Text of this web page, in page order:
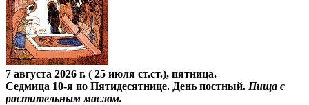
7 августа 2026 г. ( 25 июля ст.ст.), пятница.
Седмица 10-я по Пятидесятнице. День постный. Пища с
растительным маслом.